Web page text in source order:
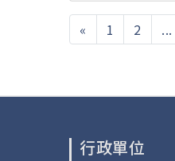
« 1 2 ...
行政單位